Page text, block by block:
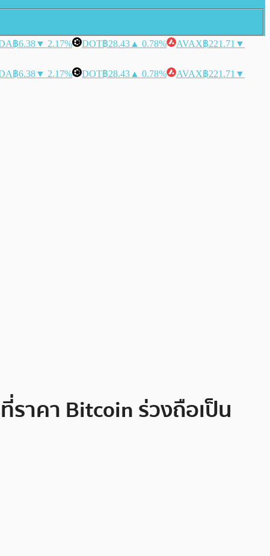
฿6.38▼ 2.17% DOT฿28.43 ▲ 0.78% AVAX฿221.71 ▼
฿6.38▼ 2.17% DOT฿28.43 ▲ 0.78% AVAX฿221.71 ▼
าคา Bitcoin ร่วงถือเป็น